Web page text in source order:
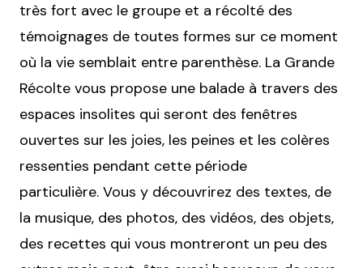
très fort avec le groupe et a récolté des
témoignages de toutes formes sur ce moment
où la vie semblait entre parenthèse. La Grande
Récolte vous propose une balade à travers des
espaces insolites qui seront des fenêtres
ouvertes sur les joies, les peines et les colères
ressenties pendant cette période
particulière. Vous y découvrirez des textes, de
la musique, des photos, des vidéos, des objets,
des recettes qui vous montreront un peu des